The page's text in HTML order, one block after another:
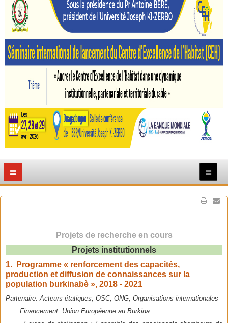
Projets de recherche en cours
Projets institutionnels
1. Programme « renforcement des capacités,
production et diffusion de connaissances sur la
population burkinabè », 2018 - 2021
Partenaire: Acteurs étatiques, OSC, ONG, Organisations internationales
Financement: Union Européenne au Burkina